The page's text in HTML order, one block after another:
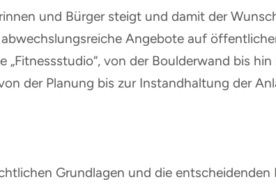
und Bürger steigt und damit der
Angebote auf
von der Boulderwand bis
der Planung bis zur Instandhaltung der
Grundlagen und die